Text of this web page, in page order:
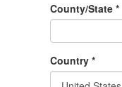
County/State *
Country *